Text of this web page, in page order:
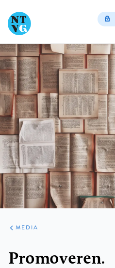
ARTIKELEN
VARIA
MEDIA
Promoveren.